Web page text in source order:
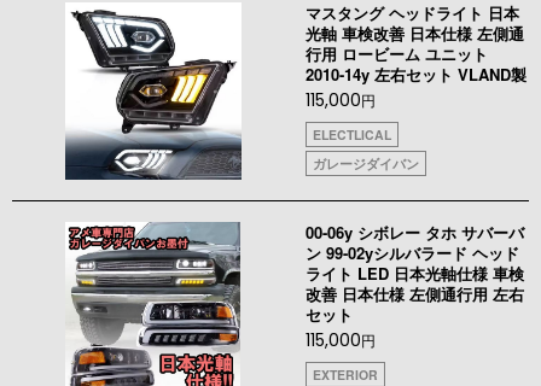
マスタング ヘッドライト 日本
光軸 車検改善 日本仕様 左側通
行用 ロービーム ユニット
2010-14y 左右セット VLAND製
115,000円
ELECTLICAL
ガレージダイバン
00-06y シボレー タホ サバーバ
ン 99-02yシルバラード ヘッド
ライト LED 日本光軸仕様 車検
改善 日本仕様 左側通行用 左右
セット
115,000円
EXTERIOR